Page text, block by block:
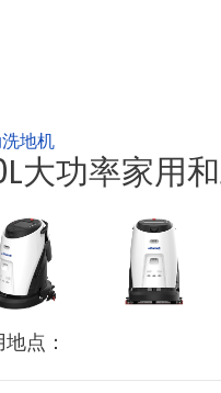
地机
大功率家用
点：